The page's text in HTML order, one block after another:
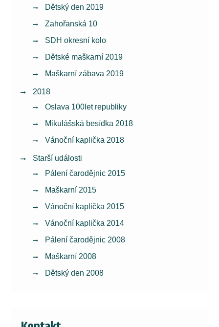
Dětský den 2019
Zahořanská 10
SDH okresní kolo
Dětské maškarní 2019
Maškarní zábava 2019
2018
Oslava 100let republiky
Mikulášská besídka 2018
Vánoční kaplička 2018
Starší události
Pálení čarodějnic 2015
Maškarní 2015
Vánoční kaplička 2015
Vánoční kaplička 2014
Pálení čarodějnic 2008
Maškarní 2008
Dětský den 2008